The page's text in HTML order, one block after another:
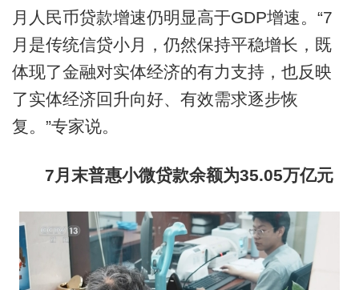
月人民币贷款增速仍明显高于GDP增速。“7
月是传统信贷小月，仍然保持平稳增长，既
体现了金融对实体经济的有力支持，也反映
了实体经济回升向好、有效需求逐步恢
复。”专家说。
7月末普惠小微贷款余额为35.05万亿元